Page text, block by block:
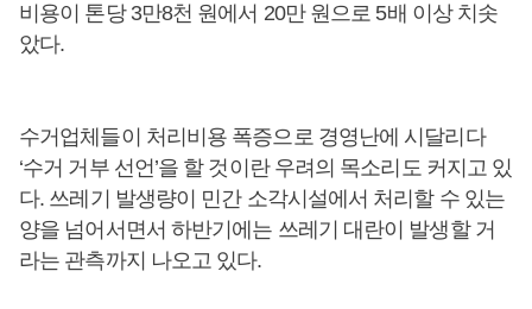
비용이 톤당 3만8천 원에서 20만 원으로 5배 이상 치솟
았다.
수거업체들이 처리비용 폭증으로 경영난에 시달리다
‘수거 거부 선언’을 할 것이란 우려의 목소리도 커지고 있
다. 쓰레기 발생량이 민간 소각시설에서 처리할 수 있는
양을 넘어서면서 하반기에는 쓰레기 대란이 발생할 거
라는 관측까지 나오고 있다.